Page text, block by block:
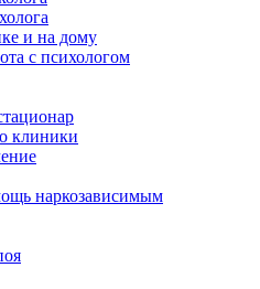
и на дому
с психологом
клиники
наркозависимым